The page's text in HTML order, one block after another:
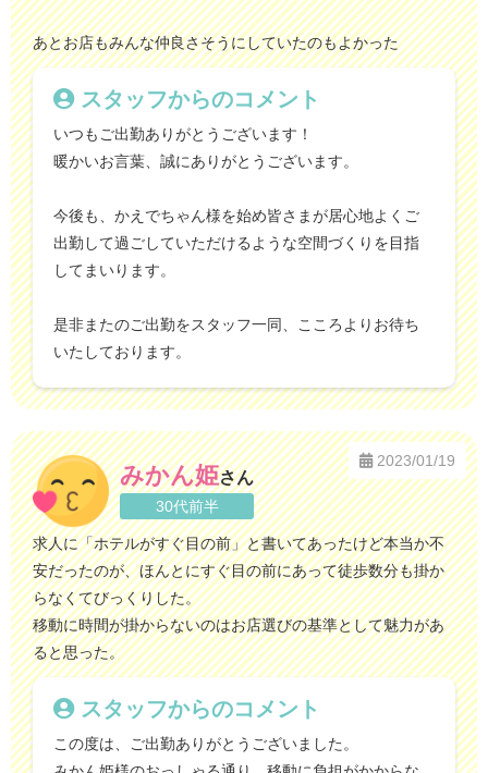
あとお店もみんな仲良さそうにしていたのもよかった
スタッフからのコメント
いつもご出勤ありがとうございます！
暖かいお言葉、誠にありがとうございます。
今後も、かえでちゃん様を始め皆さまが居心地よくご
出勤して過ごしていただけるような空間づくりを目指
してまいります。
是非またのご出勤をスタッフ一同、こころよりお待ち
いたしております。
みかん姫さん
30代前半
2023/01/19
求人に「ホテルがすぐ目の前」と書いてあったけど本当か不
安だったのが、ほんとにすぐ目の前にあって徒歩数分も掛か
らなくてびっくりした。
移動に時間が掛からないのはお店選びの基準として魅力があ
ると思った。
スタッフからのコメント
この度は、ご出勤ありがとうございました。